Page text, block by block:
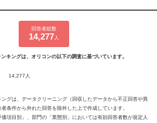
回答者総数
14,277 人
キングは、オリコンの以下の調査に基づいています。
14,277人
グは、データクリーニング（回収したデータから不正回答や異
条件から外れた回答を除外した上で作成しています。
項目別」、部門の「業態別」においては有効回答者数が規定人